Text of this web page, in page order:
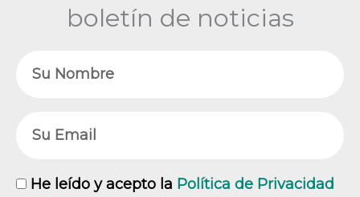
boletín de noticias
RGPD
He leído y acepto la Política de Privacidad